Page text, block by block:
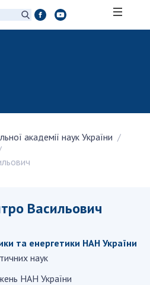
академії наук
та почесні звання НАН
України
академії наук України
Васильович
та енергетики НАН України
наук
НАН України